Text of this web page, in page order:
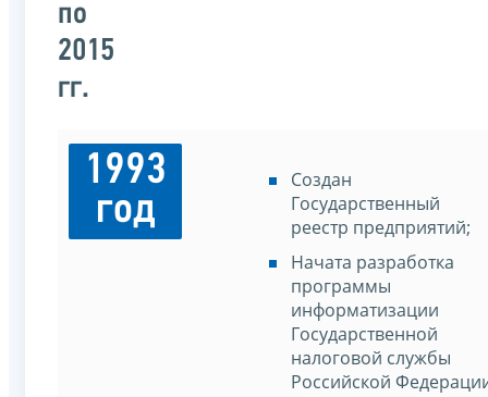
по
2015
гг.
1993
год
Создан
Государственный
реестр предприятий;
Начата разработка
программы
информатизации
Государственной
налоговой службы
Российской